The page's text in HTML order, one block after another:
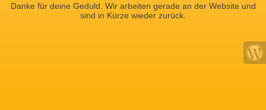
Danke für deine Geduld. Wir arbeiten gerade an der Website und
sind in Kürze wieder zurück.